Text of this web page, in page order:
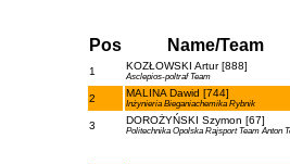
Pos
Name/Team
1 KOZŁOWSKI Artur [888]
Asclepios-poltraf Team
2 MALINA Dawid [744]
Inżynieria Bieganiachemika Rybnik
3 DOROŻYŃSKI Szymon [67]
Politechnika Opolska Rajsport Team Anton